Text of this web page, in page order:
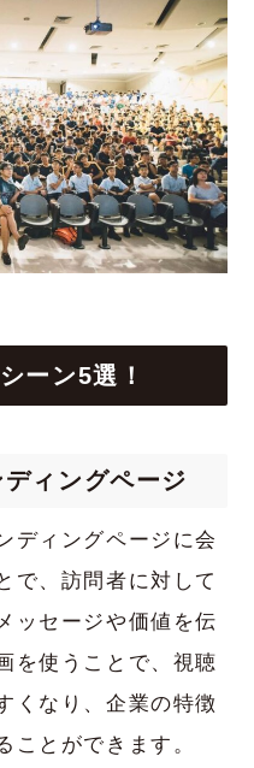
ーン5選！
ィングページ
ディングページに会
で、訪問者に対して
ッセージや価値を伝
を使うことで、視聴
くなり、企業の特徴
ことができます。